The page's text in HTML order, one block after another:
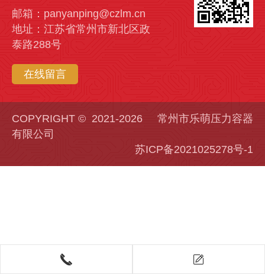
邮箱：panyanping@czlm.cn
地址：江苏省常州市新北区政
泰路288号
在线留言
COPYRIGHT © 2021-2026 常州市乐萌压力容器
有限公司
苏ICP备2021025278号-1